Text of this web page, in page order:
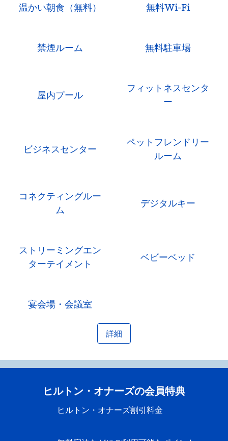
温かい朝食（無料） 無料Wi-Fi
禁煙ルーム 無料駐車場
屋内プール
フィットネスセンタ
ー
ビジネスセンター
ペットフレンドリー
ルーム
コネクティングルー
ム
デジタルキー
ストリーミングエン
ターテイメント
ベビーベッド
宴会場・会議室
詳細
ヒルトン・オナーズの会員特典
ヒルトン・オナーズ割引料金